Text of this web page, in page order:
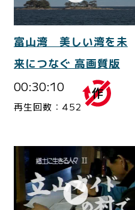
富山湾 美しい湾を未
来につなぐ 高画質版
00:30:10
再生回数：452